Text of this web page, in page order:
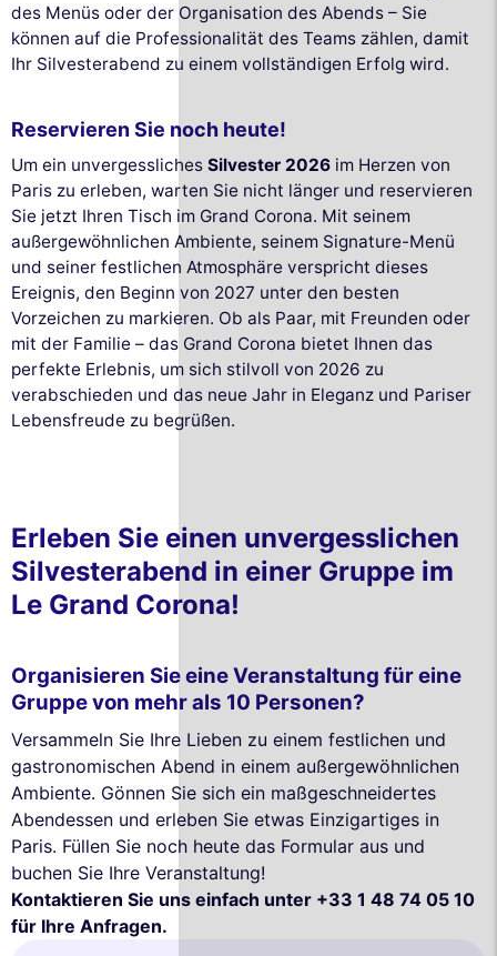
des Menüs oder der Organisation des Abends – Sie
können auf die Professionalität des Teams zählen, damit
Ihr Silvesterabend zu einem vollständigen Erfolg wird.
Reservieren Sie noch heute!
Um ein unvergessliches Silvester 2026 im Herzen von
Paris zu erleben, warten Sie nicht länger und reservieren
Sie jetzt Ihren Tisch im Grand Corona. Mit seinem
außergewöhnlichen Ambiente, seinem Signature-Menü
und seiner festlichen Atmosphäre verspricht dieses
Ereignis, den Beginn von 2027 unter den besten
Vorzeichen zu markieren. Ob als Paar, mit Freunden oder
mit der Familie – das Grand Corona bietet Ihnen das
perfekte Erlebnis, um sich stilvoll von 2026 zu
verabschieden und das neue Jahr in Eleganz und Pariser
Lebensfreude zu begrüßen.
Erleben Sie einen unvergesslichen
Silvesterabend in einer Gruppe im
Le Grand Corona!
Organisieren Sie eine Veranstaltung für eine
Gruppe von mehr als 10 Personen?
Versammeln Sie Ihre Lieben zu einem festlichen und
gastronomischen Abend in einem außergewöhnlichen
Ambiente. Gönnen Sie sich ein maßgeschneidertes
Abendessen und erleben Sie etwas Einzigartiges in
Paris. Füllen Sie noch heute das Formular aus und
buchen Sie Ihre Veranstaltung!
Kontaktieren Sie uns einfach unter +33 1 48 74 05 10
für Ihre Anfragen.